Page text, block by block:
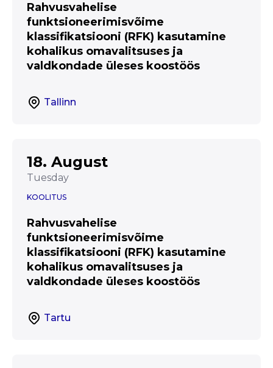
Rahvusvahelise
funktsioneerimisvõime
klassifikatsiooni (RFK) kasutamine
kohalikus omavalitsuses ja
valdkondade üleses koostöös
Tallinn
18. August
Tuesday
KOOLITUS
Rahvusvahelise
funktsioneerimisvõime
klassifikatsiooni (RFK) kasutamine
kohalikus omavalitsuses ja
valdkondade üleses koostöös
Tartu